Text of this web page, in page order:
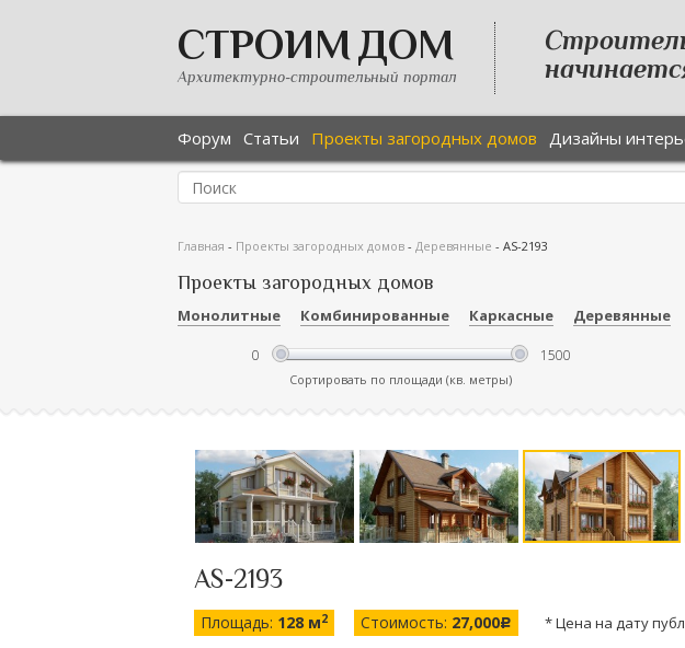
СТРОИМ ДОМ
Архитектурно-строительный портал
Форум Статьи Проекты загородных домов Дизайны
Главная - Проекты загородных домов - Деревянные - AS-2193
Проекты загородных домов
Монолитные Комбинированные Каркасные Деревянные
Сортировать по площади (кв. метры)
AS-2193
Площадь: 128 м2 Стоимость: 27,000c * Цена на дату